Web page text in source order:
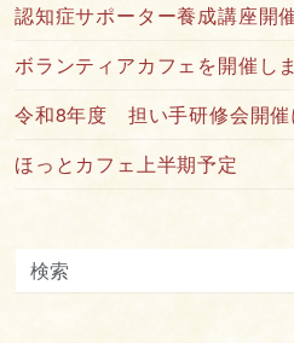
認知症サポーター養成講座開
ボランティアカフェを開催し
令和8年度 担い手研修会開催
ほっとカフェ上半期予定